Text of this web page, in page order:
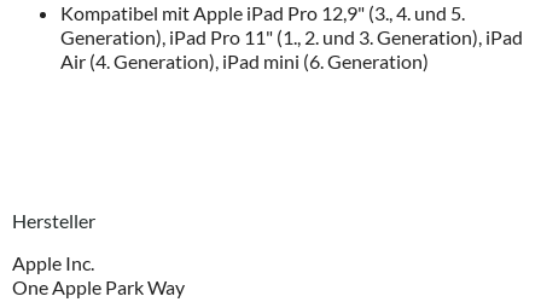
Kompatibel mit Apple iPad Pro 12,9" (3., 4. und 5.
Generation), iPad Pro 11" (1., 2. und 3. Generation), iPad
Air (4. Generation), iPad mini (6. Generation)
Hersteller
Apple Inc.
One Apple Park Way